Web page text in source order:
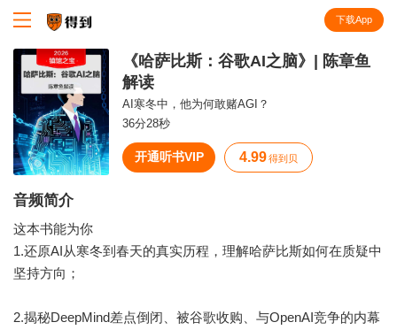
下载App
《哈萨比斯：谷歌AI之脑》| 陈章鱼
解读
AI寒冬中，他为何敢赌AGI？
36分28秒
开通听书VIP 4.99 得到贝
音频简介
这本书能为你
1.还原AI从寒冬到春天的真实历程，理解哈萨比斯如何在质疑中
坚持方向；
2.揭秘DeepMind差点倒闭、被谷歌收购、与OpenAI竞争的内幕